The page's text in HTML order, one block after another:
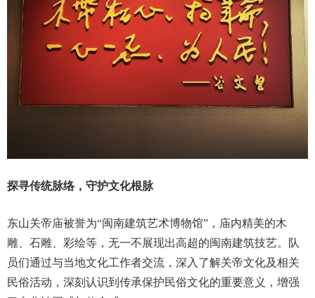
探寻传统脉络，守护文化根脉
东山关帝庙被誉为“闽南建筑艺术博物馆”，庙内精美的木
雕、石雕、彩绘等，无一不展现出高超的闽南建筑技艺。队
员们通过与当地文化工作者交流，深入了解关帝文化及相关
民俗活动，深刻认识到传承保护民俗文化的重要意义，增强